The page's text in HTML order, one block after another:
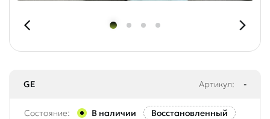
GE Артикул: -
Состояние: В наличии Восстановленный